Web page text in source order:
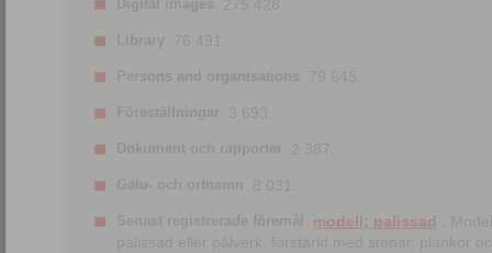
Digital images 275 428.
Library 76 491.
Persons and organisations 79 545.
Föreställningar 3 693.
Dokument och rapporter 2 387.
Gatu- och ortnamn 8 031.
Senast registrerade föremål modell; palissad
;
palissad eller pålverk, förstärkt med stenar, plankor